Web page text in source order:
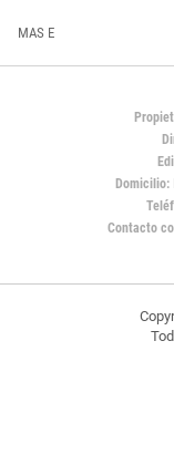
MAS E
Domicilio:
Contacto